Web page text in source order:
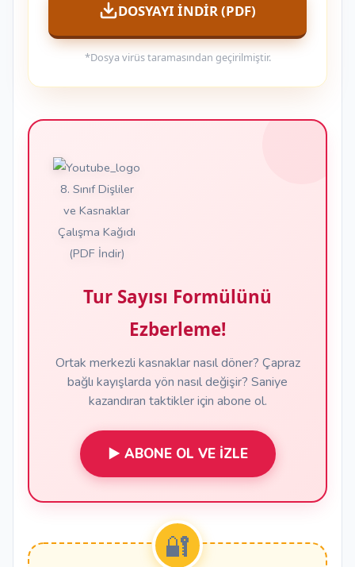
DOSYAYI İNDİR (PDF)
*Dosya virüs taramasından geçirilmiştir.
Tur Sayısı Formülünü
Ezberleme!
Ortak merkezli kasnaklar nasıl döner? Çapraz
bağlı kayışlarda yön nasıl değişir? Saniye
kazandıran taktikler için abone ol.
▶️ ABONE OL VE İZLE
🔐